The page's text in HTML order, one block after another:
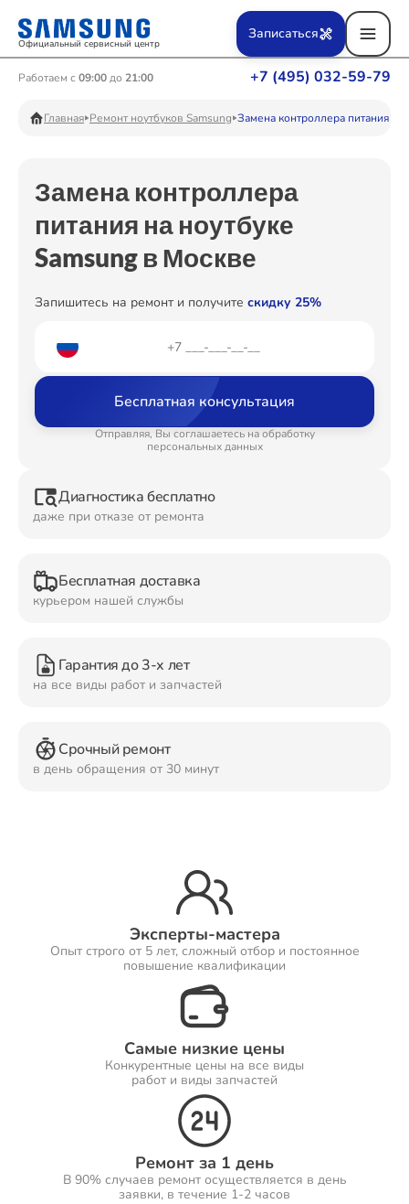
Официальный сервисный центр
+7 (495) 032-59-79
Работаем с 09:00до 21:00
Записаться
Главная Ремонт ноутбуков Samsung Замена контроллера питания
Замена контроллера
питания на ноутбуке
Samsung в Москве
Запишитесь на ремонт и получите скидку 25%
Бесплатная консультация
Отправляя, Вы соглашаетесь на обработку
персональных данных
Диагностика бесплатно
даже при отказе от ремонта
Бесплатная доставка
курьером нашей службы
Гарантия до 3-х лет
на все виды работ и запчастей
Срочный ремонт
в день обращения от 30 минут
Эксперты-мастера
Опыт строго от 5 лет, сложный отбор и постоянное
повышение квалификации
Самые низкие цены
Конкурентные цены на все виды
работ и виды запчастей
Ремонт за 1 день
В 90% случаев ремонт осуществляется в день
заявки, в течение 1-2 часов
Ремонт Вертикальных пылесосов
Ремонт Телевизоров
Ремонт Пылесосов
Ремонт Планшетов
Ремонт Принтеров
Ремонт Саундбаров
Ремонт VR систем
Ремонт Сабвуферов